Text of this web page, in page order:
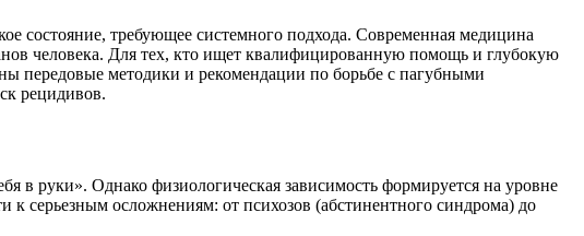
состояние, требующее системного подхода. Современная медицина
человека. Для тех, кто ищет квалифицированную помощь и глубокую
передовые методики и рекомендации по борьбе с пагубными
рецидивов.
в руки». Однако физиологическая зависимость формируется на уровне
к серьезным осложнениям: от психозов (абстинентного синдрома) до